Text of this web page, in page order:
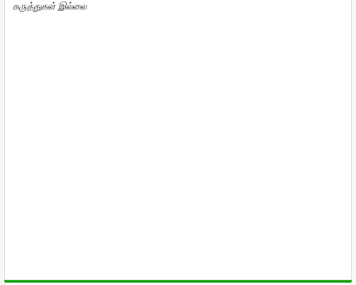
கருத்துகள் இல்லை